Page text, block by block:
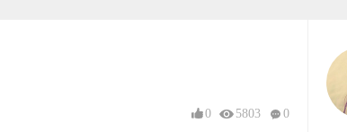
0 5803 0